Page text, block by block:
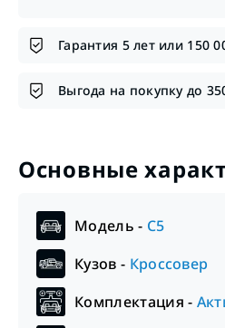
Гарантия 5 лет или 150
Выгода на покупку до
Основные
Модель - C5
Кузов - Кроссовер
Комплектация -